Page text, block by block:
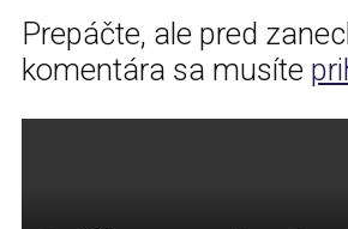
Prepáčte, ale pred
komentára sa musíte